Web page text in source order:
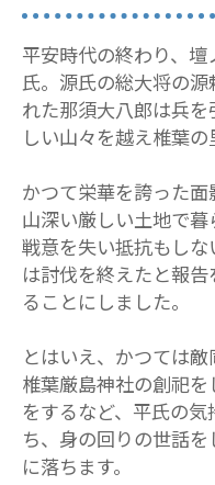
平安時代の終わり、
氏。源氏の総大将の
れた那須大八郎は兵
しい山々を越え椎葉の
かつて栄華を誇った
山深い厳しい土地で
戦意を失い抵抗もし
は討伐を終えたと報
ることにしました。
とはいえ、かつては
椎葉厳島神社の創祀
をするなど、平氏の
ち、身の回りの世話
に落ちます。